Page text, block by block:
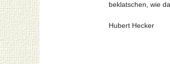
beklatschen, wie
Hubert Hecker